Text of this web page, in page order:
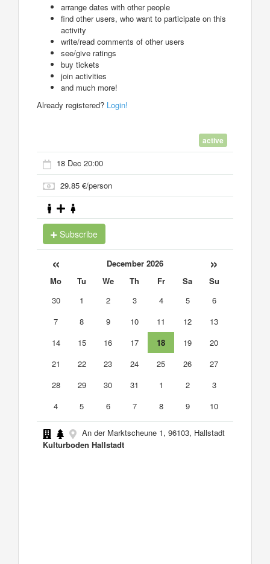
arrange dates with other people
find other users, who want to participate on this
activity
write/read comments of other users
see/give ratings
buy tickets
join activities
and much more!
Already registered? Login!
active
18 Dec 20:00
29.85 €/person
Subscribe
« December 2026 »
Mo Tu We Th Fr Sa
Su
30
1 2 3 4 5
6
7
8 9 10 11 12
13
14
15 16 17 18 19
20
21
22 23 24 25 26
27
28
29 30 31 1 2
3
4
5 6 7 8 9 10
An der Marktscheune 1, 96103, Hallstadt
Kulturboden Hallstadt